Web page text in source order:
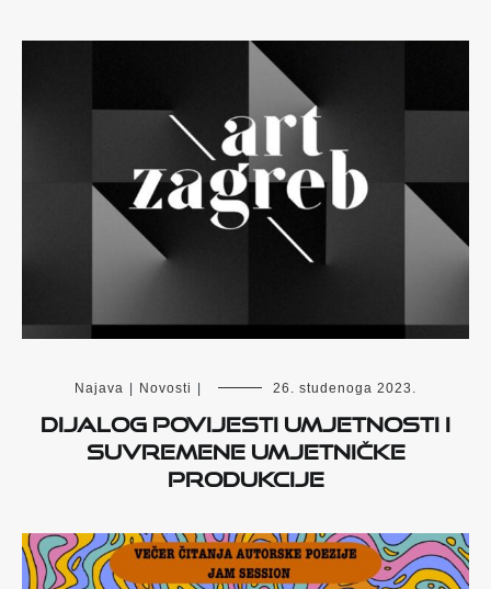
Najava Novosti 26. studenoga 2023.
Dijalog povijesti umjetnosti i
suvremene umjetničke
produkcije